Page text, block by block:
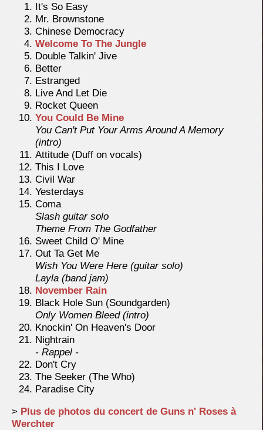
It's So Easy
Mr. Brownstone
Chinese Democracy
Welcome To The Jungle
Double Talkin' Jive
Better
Estranged
Live And Let Die
Rocket Queen
You Could Be Mine
You Can't Put Your Arms Around A Memory
(intro)
Attitude (Duff on vocals)
This I Love
Civil War
Yesterdays
Coma
Slash guitar solo
Theme From The Godfather
Sweet Child O' Mine
Out Ta Get Me
Wish You Were Here (guitar solo)
Layla (band jam)
November Rain
Black Hole Sun (Soundgarden)
Only Women Bleed (intro)
Knockin' On Heaven's Door
Nightrain
- Rappel -
Don't Cry
The Seeker (The Who)
Paradise City
> Plus de photos du concert de Guns n' Roses à
Werchter